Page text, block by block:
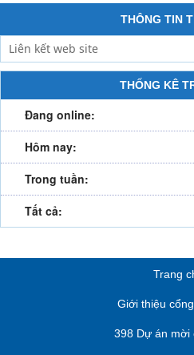
'Cẩm nang du lịch': Mù Cang Chải-
và văn hóa
(25/08/2024)
THÔNG TIN
THỐNG KÊ
Đang online:
Hôm nay:
Trong tuần:
Tất cả:
Trang
Giới thiệu
398 Dự án mời